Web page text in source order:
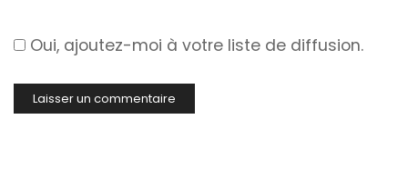
Oui, ajoutez-moi à votre liste de diffusion.